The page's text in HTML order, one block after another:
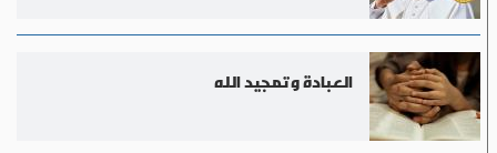
العبادة وتمجيد الله